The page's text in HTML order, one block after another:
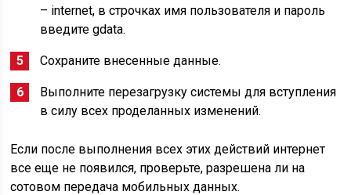
– internet, в строчках имя пользователя и пароль
введите gdata.
Сохраните внесенные данные.
Выполните перезагрузку системы для вступления
в силу всех проделанных изменений.
Если после выполнения всех этих действий интернет
все еще не появился, проверьте, разрешена ли на
сотовом передача мобильных данных.